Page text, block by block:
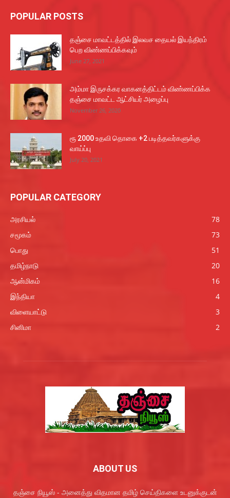
POPULAR POSTS
தஞ்சை மாவட்டத்தில் இலவச தையல் இயந்திரம்
பெற விண்ணப்பிக்கவும்
June 27, 2021
அம்மா இருசக்கர வாகனத்திட்டம் விண்ணப்பிக்க
தஞ்சை மாவட்ட ஆட்சியர் அழைப்பு
November 26, 2020
ரூ 2000 உதவி தொகை +2 படித்தவர்களுக்கு
வாய்ப்பு
July 20, 2021
POPULAR CATEGORY
அரசியல்
78
சமூகம்
73
பொது
51
தமிழ்நாடு
20
ஆன்மிகம்
16
இந்தியா
4
விளையாட்டு
3
சினிமா
2
ABOUT US
தஞ்சை நியூஸ் - அனைத்து விதமான தமிழ் செய்திகளை உடனுக்குடன்